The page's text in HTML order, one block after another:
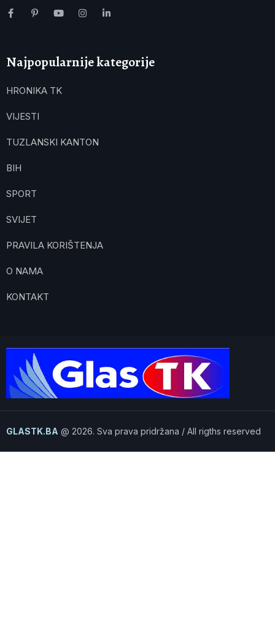
Najpopularnije kategorije
HRONIKA TK
VIJESTI
TUZLANSKI KANTON
BIH
SPORT
SVIJET
PRAVILA KORIŠTENJA
O NAMA
KONTAKT
GLASTK.BA @ 2026. Sva prava pridržana / All rigths reserved